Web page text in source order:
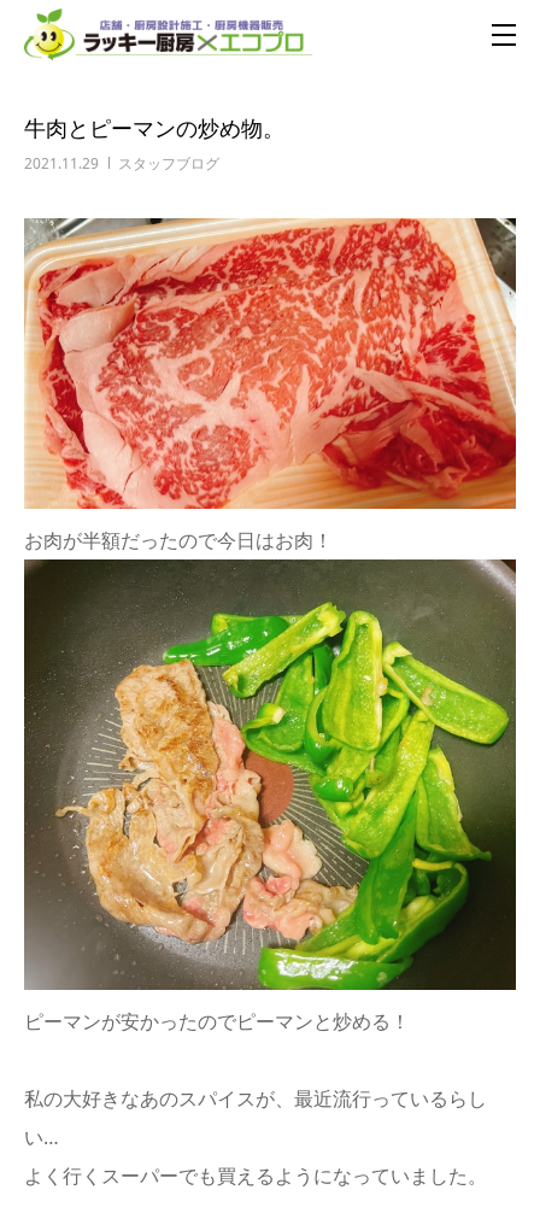
牛肉とピーマンの炒め物。
2021.11.29 スタッフブログ
お肉が半額だったので今日はお肉！
ピーマンが安かったのでピーマンと炒める！
私の大好きなあのスパイスが、最近流行っているらし
い…
よく行くスーパーでも買えるようになっていました。